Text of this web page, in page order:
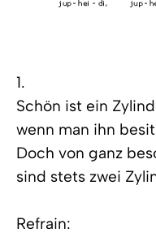
1.
Schön ist ein
wenn man ihn
Doch von ganz
sind stets zwei
Refrain: